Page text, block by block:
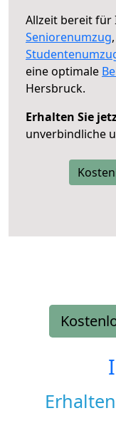
Allzeit bereit für
Seniorenumzug,
eine optimale
Hersbruck.
Erhalten Sie
unverbindliche